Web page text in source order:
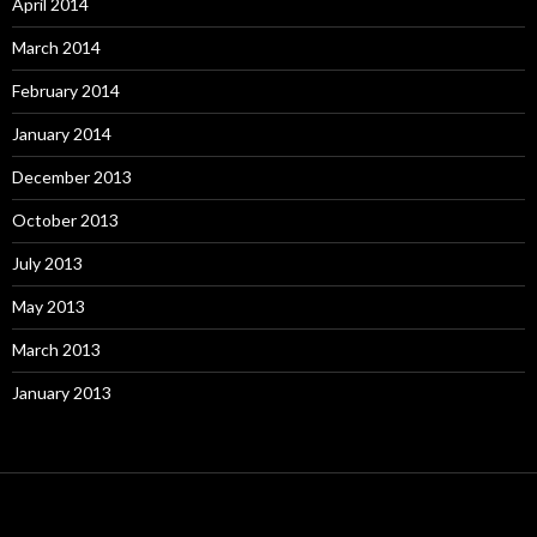
April 2014
March 2014
February 2014
January 2014
December 2013
October 2013
July 2013
May 2013
March 2013
January 2013